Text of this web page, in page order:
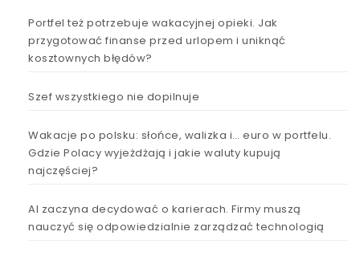
Portfel też potrzebuje wakacyjnej opieki. Jak
przygotować finanse przed urlopem i uniknąć
kosztownych błędów?
Szef wszystkiego nie dopilnuje
Wakacje po polsku: słońce, walizka i… euro w portfelu.
Gdzie Polacy wyjeżdżają i jakie waluty kupują
najczęściej?
AI zaczyna decydować o karierach. Firmy muszą
nauczyć się odpowiedzialnie zarządzać technologią